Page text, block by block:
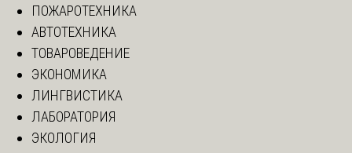
ПОЖАРОТЕХНИКА
АВТОТЕХНИКА
ТОВАРОВЕДЕНИЕ
ЭКОНОМИКА
ЛИНГВИСТИКА
ЛАБОРАТОРИЯ
ЭКОЛОГИЯ